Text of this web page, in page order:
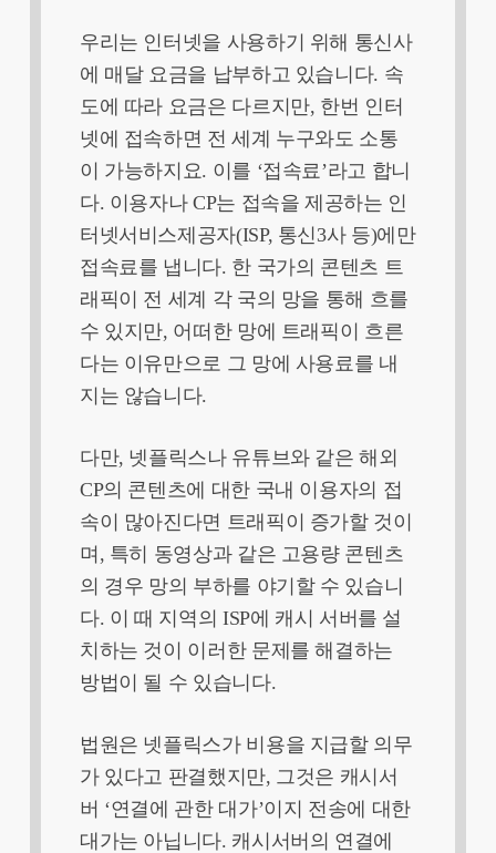
우리는 인터넷을 사용하기 위해 통신사
에 매달 요금을 납부하고 있습니다. 속
도에 따라 요금은 다르지만, 한번 인터
넷에 접속하면 전 세계 누구와도 소통
이 가능하지요. 이를 ‘접속료’라고 합니
다. 이용자나 CP는 접속을 제공하는 인
터넷서비스제공자(ISP, 통신3사 등)에만
접속료를 냅니다. 한 국가의 콘텐츠 트
래픽이 전 세계 각 국의 망을 통해 흐를
수 있지만, 어떠한 망에 트래픽이 흐른
다는 이유만으로 그 망에 사용료를 내
지는 않습니다.
다만, 넷플릭스나 유튜브와 같은 해외
CP의 콘텐츠에 대한 국내 이용자의 접
속이 많아진다면 트래픽이 증가할 것이
며, 특히 동영상과 같은 고용량 콘텐츠
의 경우 망의 부하를 야기할 수 있습니
다. 이 때 지역의 ISP에 캐시 서버를 설
치하는 것이 이러한 문제를 해결하는
방법이 될 수 있습니다.
법원은 넷플릭스가 비용을 지급할 의무
가 있다고 판결했지만, 그것은 캐시서
버 ‘연결에 관한 대가’이지 전송에 대한
대가는 아닙니다. 캐시서버의 연결에